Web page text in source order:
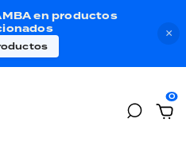
×
en productos
0